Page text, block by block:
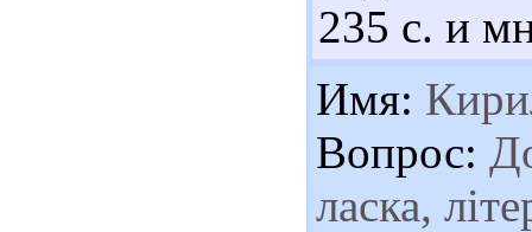
235 с. и
Имя:
Вопрос:
ласка,